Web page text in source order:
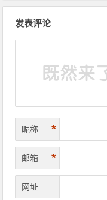
发表评论
昵称 *
邮箱 *
网址